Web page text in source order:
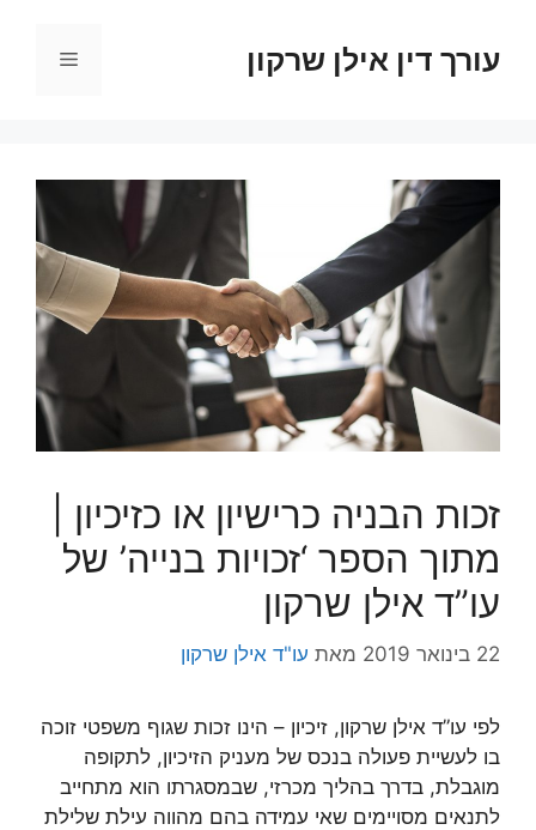
עורך דין אילן שרקון תפריט
זכות הבניה כרישיון או כזיכיון |
מתוך הספר ‘זכויות בנייה’ של
עו”ד אילן שרקון
22 בינואר 2019 מאת עו"ד אילן שרקון
לפי עו”ד אילן שרקון, זיכיון – הינו זכות שגוף משפטי זוכה
בו לעשיית פעולה בנכס של מעניק הזיכיון, לתקופה
מוגבלת, בדרך בהליך מכרזי, שבמסגרתו הוא מתחייב
לתנאים מסויימים שאי עמידה בהם מהווה עילת שלילת